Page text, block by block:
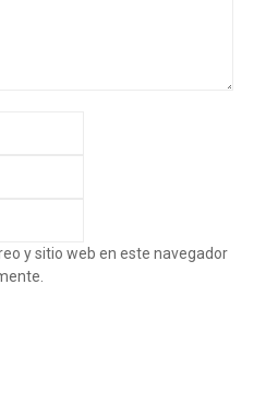
y sitio web en este navegador